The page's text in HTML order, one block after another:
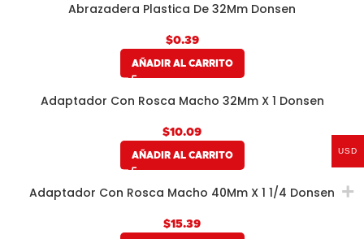
Abrazadera Plastica De 32Mm Donsen
$
AÑADIR AL CARRITO
Adaptador Con Rosca Macho 32Mm X 1 Donsen
$
AÑADIR AL CARRITO
Adaptador Con Rosca Macho 40Mm X 1 1/4 Donsen
$
USD